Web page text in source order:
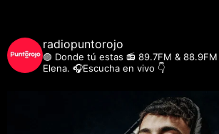
radiopuntorojo
🟣 Donde tú estas 📻 89.7FM & 88.9FM
Elena. 🎧Escucha en vivo 👇